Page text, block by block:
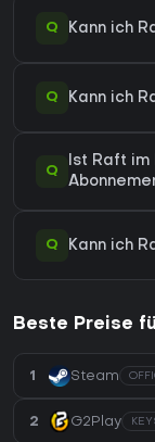
Q Kann ich
Q Kann ich
Q
Ist Raft
Q Kann ich
Beste Preise
1 Steam
2 G2Play